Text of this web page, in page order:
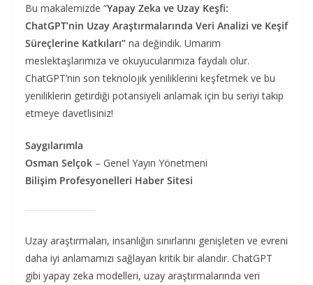
Bu makalemizde “Yapay Zeka ve Uzay Keşfi:
ChatGPT’nin Uzay Araştırmalarında Veri Analizi ve Keşif
Süreçlerine Katkıları” na değindik. Umarım
meslektaşlarımıza ve okuyucularımıza faydalı olur.
ChatGPT’nin son teknolojik yeniliklerini keşfetmek ve bu
yeniliklerin getirdiği potansiyeli anlamak için bu seriyi takip
etmeye davetlisiniz!
Saygılarımla
Osman Selçok – Genel Yayın Yönetmeni
Bilişim Profesyonelleri Haber Sitesi
Uzay araştırmaları, insanlığın sınırlarını genişleten ve evreni
daha iyi anlamamızı sağlayan kritik bir alandır. ChatGPT
gibi yapay zeka modelleri, uzay araştırmalarında veri